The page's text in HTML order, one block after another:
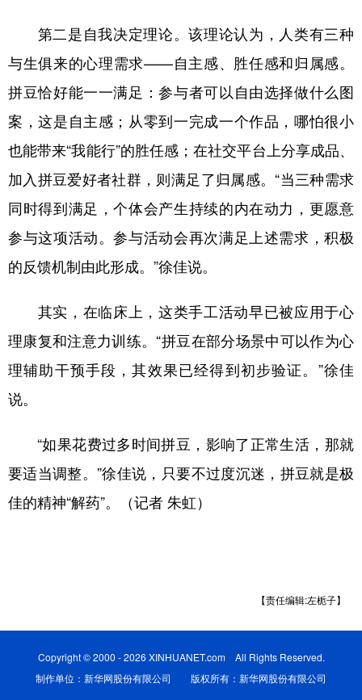
第二是自我决定理论。该理论认为，人类有三种
与生俱来的心理需求——自主感、胜任感和归属感。
拼豆恰好能一一满足：参与者可以自由选择做什么图
案，这是自主感；从零到一完成一个作品，哪怕很小
也能带来“我能行”的胜任感；在社交平台上分享成品、
加入拼豆爱好者社群，则满足了归属感。“当三种需求
同时得到满足，个体会产生持续的内在动力，更愿意
参与这项活动。参与活动会再次满足上述需求，积极
的反馈机制由此形成。”徐佳说。
其实，在临床上，这类手工活动早已被应用于心
理康复和注意力训练。“拼豆在部分场景中可以作为心
理辅助干预手段，其效果已经得到初步验证。”徐佳
说。
“如果花费过多时间拼豆，影响了正常生活，那就
要适当调整。”徐佳说，只要不过度沉迷，拼豆就是极
佳的精神“解药”。（记者 朱虹）
【责任编辑:左栀子】
Copyright © 2000 - 2026 XINHUANET.com All Rights Reserved.
制作单位：新华网股份有限公司 版权所有：新华网股份有限公司